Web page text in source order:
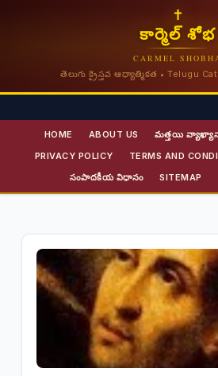
✝
కార్మెల్ శోభ
CARMEL
తెలుగు క్రైస్తవ ఆధ్యాత్మికత • Telugu
HOME ABOUT US మత్తయి
PRIVACY POLICY
TERMS AND
సంపాదకీయ విధానం
SITEMAP